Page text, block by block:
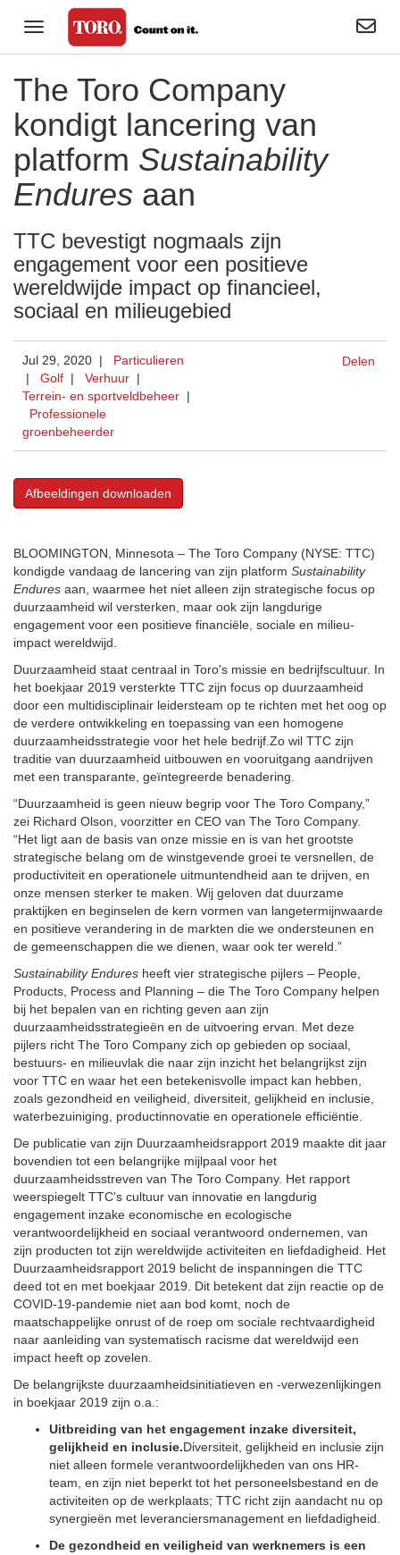
Professionele groenbeheerder
Terrein- en sportveldbeheer
Toro visuele bibliotheek
Navigatie in-/uitklappen
The Toro Company
kondigt lancering van
platform Sustainability
Endures aan
TTC bevestigt nogmaals zijn
engagement voor een positieve
wereldwijde impact op financieel,
sociaal en milieugebied
Jul 29, 2020 | Particulieren
| Golf | Verhuur |
Terrein- en sportveldbeheer |
Professionele
groenbeheerder
Delen
Afbeeldingen downloaden
BLOOMINGTON, Minnesota – The Toro Company (NYSE: TTC)
kondigde vandaag de lancering van zijn platform Sustainability
Endures aan, waarmee het niet alleen zijn strategische focus op
duurzaamheid wil versterken, maar ook zijn langdurige
engagement voor een positieve financiële, sociale en milieu-
impact wereldwijd.
Duurzaamheid staat centraal in Toro's missie en bedrijfscultuur. In
het boekjaar 2019 versterkte TTC zijn focus op duurzaamheid
door een multidisciplinair leidersteam op te richten met het oog op
de verdere ontwikkeling en toepassing van een homogene
duurzaamheidsstrategie voor het hele bedrijf.Zo wil TTC zijn
traditie van duurzaamheid uitbouwen en vooruitgang aandrijven
met een transparante, geïntegreerde benadering.
“Duurzaamheid is geen nieuw begrip voor The Toro Company,”
zei Richard Olson, voorzitter en CEO van The Toro Company.
“Het ligt aan de basis van onze missie en is van het grootste
strategische belang om de winstgevende groei te versnellen, de
productiviteit en operationele uitmuntendheid aan te drijven, en
onze mensen sterker te maken. Wij geloven dat duurzame
praktijken en beginselen de kern vormen van langetermijnwaarde
en positieve verandering in de markten die we ondersteunen en
de gemeenschappen die we dienen, waar ook ter wereld.”
Sustainability Endures heeft vier strategische pijlers – People,
Products, Process and Planning – die The Toro Company helpen
bij het bepalen van en richting geven aan zijn
duurzaamheidsstrategieën en de uitvoering ervan. Met deze
pijlers richt The Toro Company zich op gebieden op sociaal,
bestuurs- en milieuvlak die naar zijn inzicht het belangrijkst zijn
voor TTC en waar het een betekenisvolle impact kan hebben,
zoals gezondheid en veiligheid, diversiteit, gelijkheid en inclusie,
waterbezuiniging, productinnovatie en operationele efficiëntie.
De publicatie van zijn Duurzaamheidsrapport 2019 maakte dit jaar
bovendien tot een belangrijke mijlpaal voor het
duurzaamheidsstreven van The Toro Company. Het rapport
weerspiegelt TTC's cultuur van innovatie en langdurig
engagement inzake economische en ecologische
verantwoordelijkheid en sociaal verantwoord ondernemen, van
zijn producten tot zijn wereldwijde activiteiten en liefdadigheid. Het
Duurzaamheidsrapport 2019 belicht de inspanningen die TTC
deed tot en met boekjaar 2019. Dit betekent dat zijn reactie op de
COVID-19-pandemie niet aan bod komt, noch de
maatschappelijke onrust of de roep om sociale rechtvaardigheid
naar aanleiding van systematisch racisme dat wereldwijd een
impact heeft op zovelen.
De belangrijkste duurzaamheidsinitiatieven en -verwezenlijkingen
in boekjaar 2019 zijn o.a.:
Uitbreiding van het engagement inzake diversiteit,
gelijkheid en inclusie.Diversiteit, gelijkheid en inclusie zijn
niet alleen formele verantwoordelijkheden van ons HR-
team, en zijn niet beperkt tot het personeelsbestand en de
activiteiten op de werkplaats; TTC richt zijn aandacht nu op
synergieën met leveranciersmanagement en liefdadigheid.
De gezondheid en veiligheid van werknemers is een